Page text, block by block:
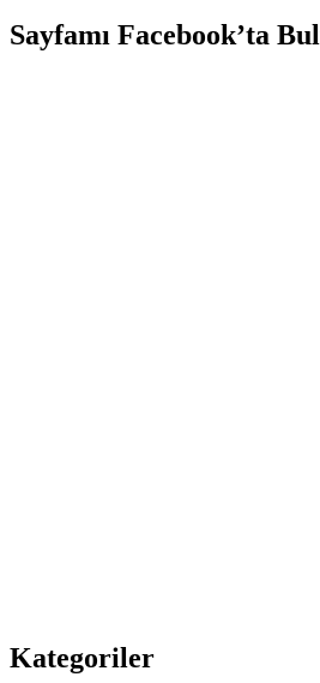
Sayfamı Facebook’ta
Kategoriler